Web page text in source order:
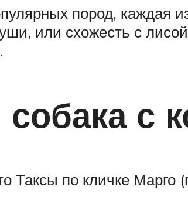
пород, каждая
или схожесть с
с
по кличке Марго